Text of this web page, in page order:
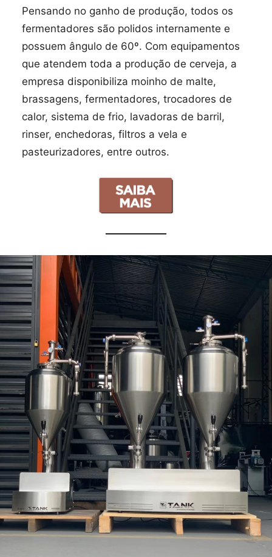
Pensando no ganho de produção, todos os
fermentadores são polidos internamente e
possuem ângulo de 60º. Com equipamentos
que atendem toda a produção de cerveja, a
empresa disponibiliza moinho de malte,
brassagens, fermentadores, trocadores de
calor, sistema de frio, lavadoras de barril,
rinser, enchedoras, filtros a vela e
pasteurizadores, entre outros.